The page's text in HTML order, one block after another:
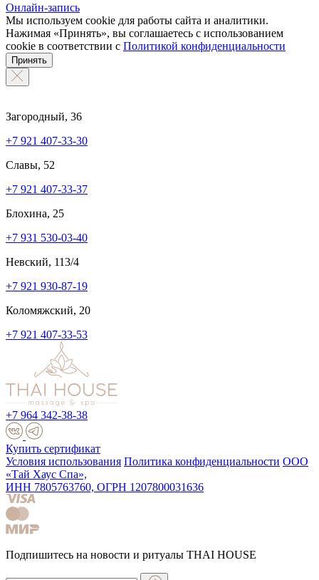
Онлайн-запись
Мы используем cookie для работы сайта и аналитики.
Нажимая «Принять», вы соглашаетесь с использованием
cookie в соответствии с Политикой конфиденциальности
Принять
Загородный, 36
+7 921 407-33-30
Славы, 52
+7 921 407-33-37
Блохина, 25
+7 931 530-03-40
Невский, 113/4
+7 921 930-87-19
Коломяжский, 20
+7 921 407-33-53
+7 964 342-38-38
Купить сертификат
Условия использования Политика конфиденциальности ООО
«Тай Хаус Спа»,
ИНН 7805763760, ОГРН 1207800031636
Подпишитесь на новости и ритуалы THAI HOUSE